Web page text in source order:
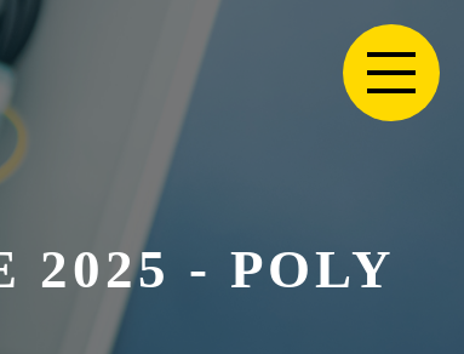
2025 - POLY